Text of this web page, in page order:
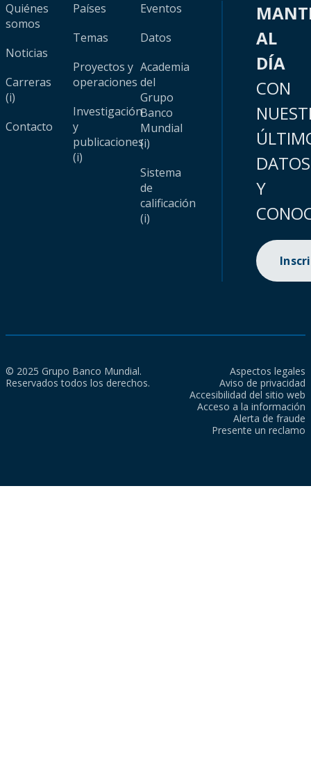
Quiénes
somos
Noticias
Carreras
(i)
Contacto
Países
Temas
Proyectos y
operaciones
Investigación
y
publicaciones
(i)
Eventos
Datos
Academia
del
Grupo
Banco
Mundial
(i)
Sistema
de
calificación
(i)
AL
DÍA
CON
DATOS
Y
© 2025 Grupo Banco Mundial.
Reservados todos los derechos.
Aspectos legales
Aviso de privacidad
Accesibilidad del sitio web
Acceso a la información
Alerta de fraude
Presente un reclamo